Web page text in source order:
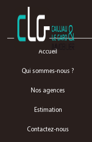
Accueil
Qui sommes-nous ?
Nos agences
Estimation
Contactez-nous